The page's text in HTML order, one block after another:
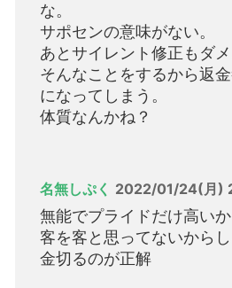
な。
サポセンの意味がない。
あとサイレント修正もダメ
そんなことをするから返
になってしまう。
体質なんかね？
名無しぷく 2022/01/24(月)
無能でプライドだけ高い
客を客と思ってないから
金切るのが正解